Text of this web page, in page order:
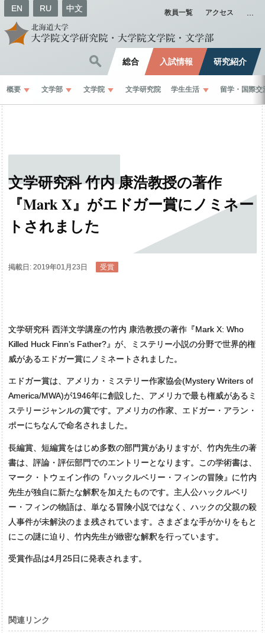
EN RU 中文 教員一覧 アクセス
総合 入試情報 研究紹介
概要 文学部 文学院 文学研究院 学生生活 留学 ・ 国際交
文学研究科竹内康浩教授の著作
『Mark X』 がエドガー賞にノミネー
ト されました
掲載日: 2019年01月23日 受賞
文学研究科 西洋文学講座の竹内 康浩教授の著作『Mark X: Who
Killed Huck Finn’s Father?』が、ミステリー小説の分野で世界的権
威があるエドガー賞にノミネートされました。
エドガー賞は、アメリカ・ミステリー作家協会(Mystery Writers of
America/MWA)が1946年に創設した、アメリカで最も権威があるミ
ステリージャンルの賞です。アメリカの作家、エドガー・アラン・
ポーにちなんで命名されました。
長編賞、短編賞をはじめ多数の部門賞がありますが、竹内先生の著
書は、評論・評伝部門でのエントリーとなります。この学術書は、
マーク・トウェイン作の『ハックルベリー・フィンの冒険』に竹内
先生が独自に新たな解釈を加えたものです。主人公ハックルベリ
ー・フィンの物語は、単なる冒険小説ではなく、ハックの父親の殺
人事件が未解決のまま残されています。さまざまな手がかりをもと
にこの謎に迫り、竹内先生が緻密な解釈を行っています。
受賞作品は4月25日に発表されます。
関連リンク